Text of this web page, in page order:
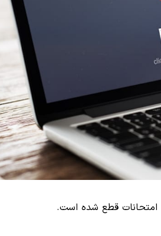
امتحانات قطع شده است.